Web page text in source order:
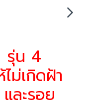
รุ่น 4
ม่เกิดฝ้า
ละรอย